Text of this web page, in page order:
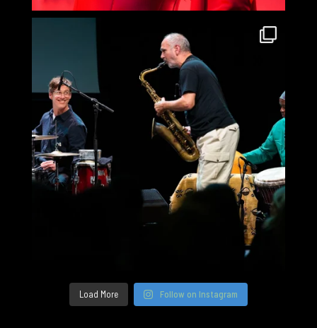
Load More Follow on Instagram